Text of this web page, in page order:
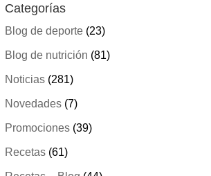
Categorías
Blog de deporte(23)
Blog de nutrición (81)
Noticias(281)
Novedades(7)
Promociones(39)
Recetas(61)